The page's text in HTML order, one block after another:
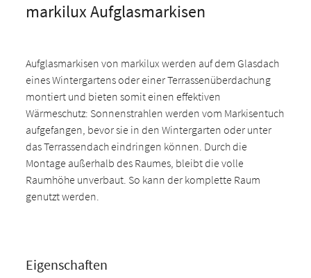
markilux Aufglasmarkisen
Aufglasmarkisen von markilux werden auf dem Glasdach
eines Wintergartens oder einer Terrassenüberdachung
montiert und bieten somit einen effektiven
Wärmeschutz: Sonnenstrahlen werden vom Markisentuch
aufgefangen, bevor sie in den Wintergarten oder unter
das Terrassendach eindringen können. Durch die
Montage außerhalb des Raumes, bleibt die volle
Raumhöhe unverbaut. So kann der komplette Raum
genutzt werden.
Eigenschaften